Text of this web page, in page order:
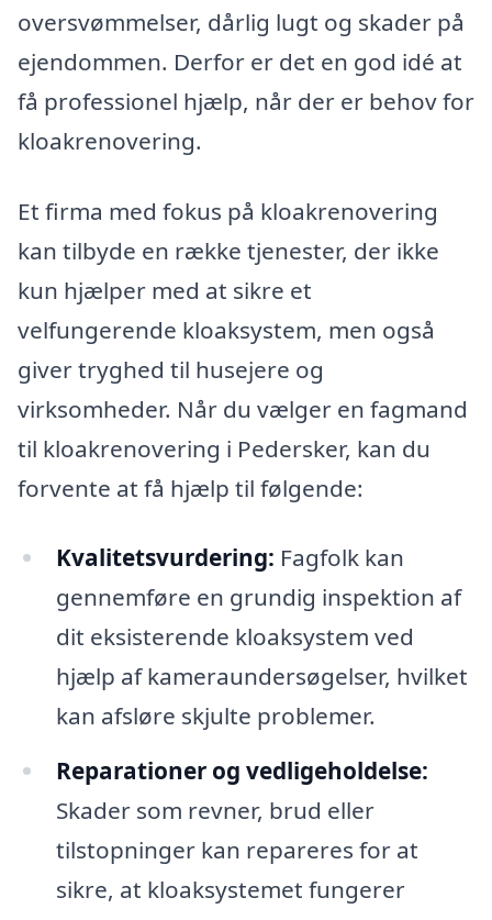
oversvømmelser, dårlig lugt og skader på
ejendommen. Derfor er det en god idé at
få professionel hjælp, når der er behov for
kloakrenovering.
Et firma med fokus på kloakrenovering
kan tilbyde en række tjenester, der ikke
kun hjælper med at sikre et
velfungerende kloaksystem, men også
giver tryghed til husejere og
virksomheder. Når du vælger en fagmand
til kloakrenovering i Pedersker, kan du
forvente at få hjælp til følgende:
Kvalitetsvurdering: Fagfolk kan
gennemføre en grundig inspektion af
dit eksisterende kloaksystem ved
hjælp af kameraundersøgelser, hvilket
kan afsløre skjulte problemer.
Reparationer og vedligeholdelse:
Skader som revner, brud eller
tilstopninger kan repareres for at
sikre, at kloaksystemet fungerer